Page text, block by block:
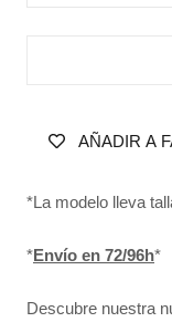
AÑADIR A
*La modelo lleva
*Envío en 72/96h*
Descubre nuestra